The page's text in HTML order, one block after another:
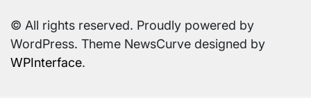
© All rights reserved. Proudly powered by
WordPress. Theme NewsCurve designed by
WPInterface.